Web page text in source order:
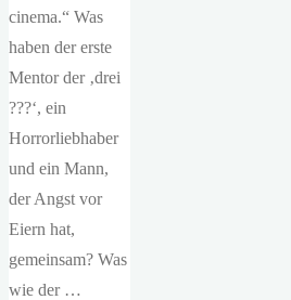
cinema.“ Was
haben der erste
Mentor der ‚drei
???‘, ein
Horrorliebhaber
und ein Mann,
der Angst vor
Eiern hat,
gemeinsam? Was
wie der …